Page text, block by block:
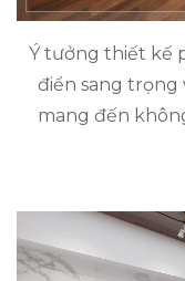
Ý tưởng thiết kế
điển sang trọng
mang đến